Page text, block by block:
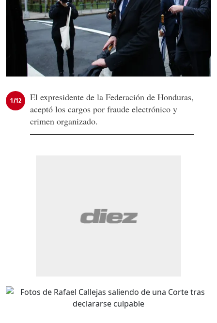
1/12
El expresidente de la Federación de Honduras,
aceptó los cargos por fraude electrónico y
crimen organizado.